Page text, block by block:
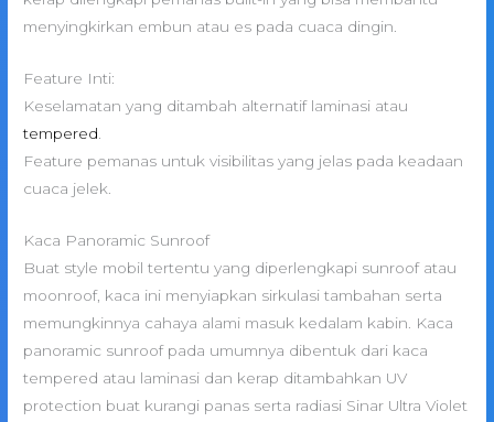
menyingkirkan embun atau es pada cuaca dingin.
Feature Inti:
Keselamatan yang ditambah alternatif laminasi atau
tempered
Feature pemanas untuk visibilitas yang jelas pada keadaan
cuaca jelek.
Kaca Panoramic Sunroof
Buat style mobil tertentu yang diperlengkapi sunroof atau
moonroof, kaca ini menyiapkan sirkulasi tambahan serta
memungkinnya cahaya alami masuk kedalam kabin. Kaca
panoramic sunroof pada umumnya dibentuk dari kaca
tempered atau laminasi dan kerap ditambahkan UV
protection buat kurangi panas serta radiasi Sinar Ultra Violet